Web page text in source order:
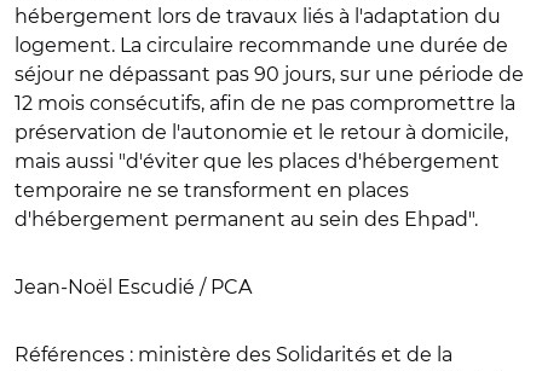
hébergement lors de travaux liés à l'adaptation du
logement. La circulaire recommande une durée de
séjour ne dépassant pas 90 jours, sur une période de
12 mois consécutifs, afin de ne pas compromettre la
préservation de l'autonomie et le retour à domicile,
mais aussi "d'éviter que les places d'hébergement
temporaire ne se transforment en places
d'hébergement permanent au sein des Ehpad".
Jean-Noël Escudié / PCA
Références : ministère des Solidarités et de la